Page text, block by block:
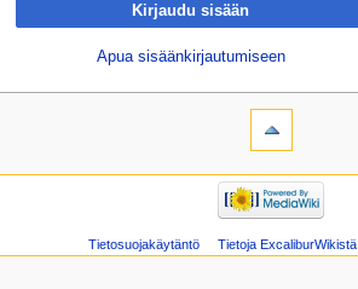
Kirjaudu sisään
Apua sisäänkirjautumiseen
Tietosuojakäytäntö Tietoja ExcaliburWikistä